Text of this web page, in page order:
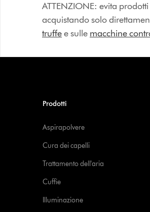
ATTENZIONE: evita
acquistando solo
truffee sulle macchine
Prodotti
Aspirapolvere
Cura dei capelli
Trattamento dell'aria
Cuffie
Illuminazione